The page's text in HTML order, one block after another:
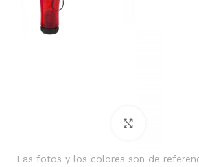
Las fotos y los colores son de